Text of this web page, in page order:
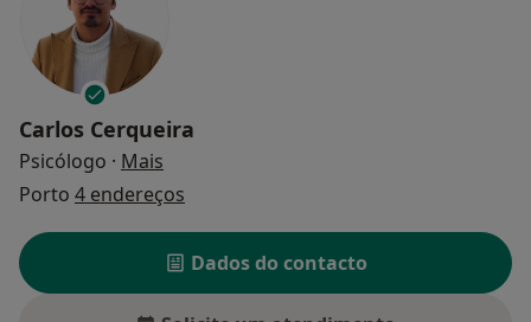
Carlos Cerqueira
Psicólogo · Mais
Porto 4 endereços
Dados do contacto